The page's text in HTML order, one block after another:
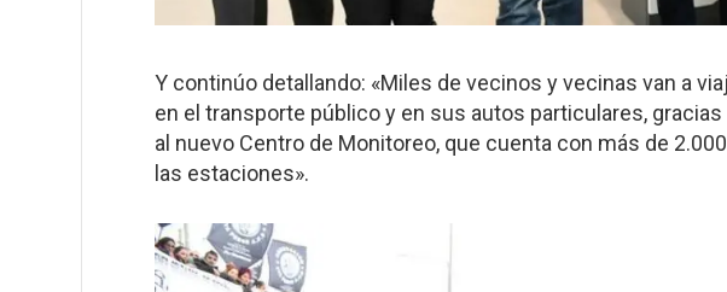
Y continúo detallando: «Miles de vecinos y vecinas van a
en el transporte público y en sus autos particulares,
al nuevo Centro de Monitoreo, que cuenta con más de
las estaciones».